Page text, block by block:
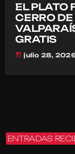
EL PLATO
CERRO
GRATIS
today julio 28,
ENTRADAS